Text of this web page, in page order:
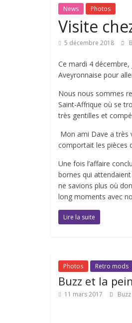
cacher
autre
News Photos
Visite
5 décembre 2018
Ce mardi 4 décembre,
Aveyronnaise pour
Nous nous sommes
Saint-Affrique où se
très gentilles et
Mon ami Dave a très
comportait les pièces
Une fois l’affaire
bornes qui
ne savions plus où
long moments avec
Lire la suite
Photos Retro mods
Buzz et la
11 mars 2017 Buzz